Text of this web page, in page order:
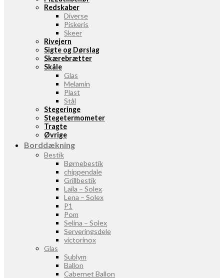
Redskaber
Diverse
Piskeris
Skeer
Rivejern
Sigte og Dørslag
Skærebrætter
Skåle
Glas
Melamin
Plast
Stål
Stegeringe
Stegetermometer
Tragte
Øvrige
Borddækning
Bestik
Børnebestik
chippendale
Grillbestik
Laila – Solex
Lena – Solex
P1
Pom
Selina – Solex
Serveringsdele
victorinox
Glas
Sublym
Ballon
Cabernet Ballon